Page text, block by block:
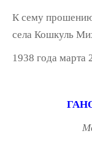
К сему прошению
села Кошкуль
1938 года марта